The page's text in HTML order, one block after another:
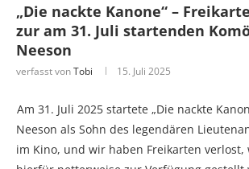
„Die nackte Kanone“ –
zur am 31. Juli startenden
Neeson
verfasst vonTobi 15. Juli 2025
Am 31. Juli 2025 startete „Die nackte
Neeson als Sohn des legendären
im Kino, und wir haben Freikarten verlost,